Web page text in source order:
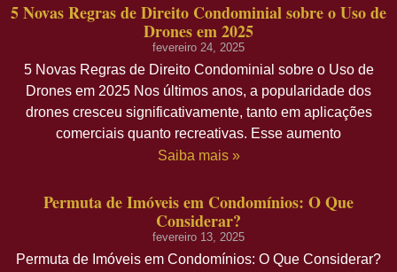
5 Novas Regras de Direito Condominial sobre o Uso de
Drones em 2025
fevereiro 24, 2025
5 Novas Regras de Direito Condominial sobre o Uso de
Drones em 2025 Nos últimos anos, a popularidade dos
drones cresceu significativamente, tanto em aplicações
comerciais quanto recreativas. Esse aumento
Saiba mais »
Permuta de Imóveis em Condomínios: O Que
Considerar?
fevereiro 13, 2025
Permuta de Imóveis em Condomínios: O Que Considerar?